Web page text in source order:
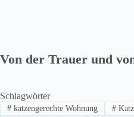
Von der Trauer und
Schlagwörter
#katzengerechte Wohnung #